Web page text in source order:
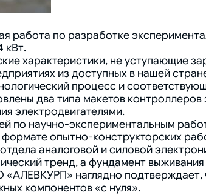
по разработке
кВт.
характеристики, не уступающие
из доступных в нашей
процесс и
два типа макетов контроллеров
электродвигателями.
по научно-экспериментальным
опытно-конструкторских
аналоговой и силовой
тренд, а фундамент выживания
наглядно подтверждает,
компонентов «с нуля».